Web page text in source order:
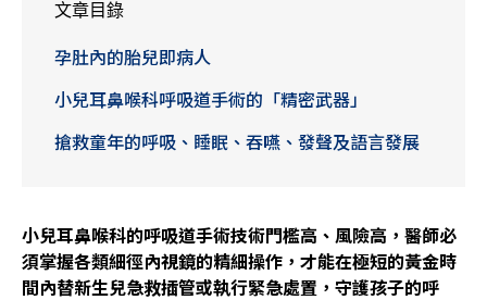
文章目錄
孕肚內的胎兒即病人
小兒耳鼻喉科呼吸道手術的「精密武器」
搶救童年的呼吸、睡眠、吞嚥、發聲及語言發展
小兒耳鼻喉科的呼吸道手術技術門檻高、風險高，醫師必
須掌握各類細徑內視鏡的精細操作，才能在極短的黃金時
間內替新生兒急救插管或執行緊急處置，守護孩子的呼